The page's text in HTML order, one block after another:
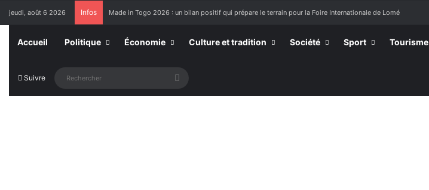
jeudi, août 6 2026 Infos Made in Togo 2026 : un bilan positif qui prépare le terrain pour la Foire Internationale de Lomé
Accueil Politique Économie Culture et tradition Société Sport Tourisme
Suivre Rechercher